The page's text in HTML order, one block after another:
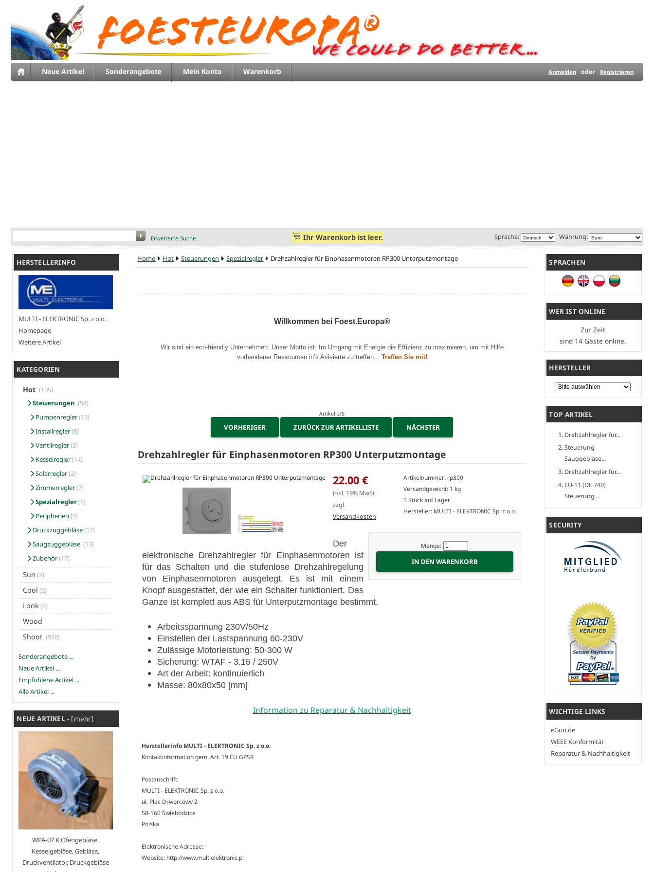
Neue Artikel Sonderangebote Mein Konto Warenkorb Anmelden oder Registrieren
Erweiterte Suche Ihr Warenkorb ist leer. Währung:
Sprache:
HERSTELLERINFO
MULTI - ELEKTRONIC Sp. z o.o.
Homepage
Weitere Artikel
KATEGORIEN
Hot (105)
Steuerungen (58)
Pumpenregler(13)
Installregler(8)
Ventilregler(5)
Kesselregler(14)
Solarregler(2)
Zimmerregler(7)
Spezialregler(5)
Peripherien (4)
Druckzuggebläse(17)
Saugzuggebläse (13)
Zubehör(17)
Sun (2)
Cool (3)
Look(4)
Wood
Shoot (910)
Sonderangebote ...
Neue Artikel ...
Empfohlene Artikel ...
Alle Artikel ...
NEUE ARTIKEL - [mehr]
WPA-07 K Ofengebläse,
Kesselgebläse, Gebläse,
Druckventilator, Druckgebläse
Home Hot Steuerungen Spezialregler Drehzahlregler für Einphasenmotoren RP300 Unterputzmontage
Willkommen bei Foest.Europa®
Wir sind ein eco-friendly Unternehmen. Unser Motto ist: Im Umgang mit Energie die Effizienz zu maximieren, um mit Hilfe
vorhandener Ressourcen in’s Avisierte zu treffen... Treffen Sie mit!
Artikel 2/5
VORHERIGER ZURÜCK ZUR ARTIKELLISTE NÄCHSTER
Drehzahlregler für Einphasenmotoren RP300 Unterputzmontage
Artikelnummer: rp300
Versandgewicht: 1 kg
1 Stück auf Lager
Hersteller: MULTI - ELEKTRONIC Sp. z o.o.
22.00 €
inkl. 19% MwSt.
zzgl.
Versandkosten
Menge:
Der
elektronische Drehzahlregler für Einphasenmotoren ist
für das Schalten und die stufenlose Drehzahlregelung
von Einphasenmotoren ausgelegt. Es ist mit einem
Knopf ausgestattet, der wie ein Schalter funktioniert. Das
Ganze ist komplett aus ABS für Unterputzmontage bestimmt.
Arbeitsspannung 230V/50Hz
Einstellen der Lastspannung 60-230V
Zulässige Motorleistung: 50-300 W
Sicherung: WTAF - 3.15 / 250V
Art der Arbeit: kontinuierlich
Masse: 80x80x50 [mm]
Information zu Reparatur & Nachhaltigkeit
Herstellerinfo MULTI - ELEKTRONIC Sp. z o.o.
Kontaktinformation gem. Art. 19 EU GPSR
Postanschrift:
MULTI - ELEKTRONIC Sp. z o.o.
ul. Plac Drworcowy 2
58-160 Świebodzice
Polska
Elektronische Adresse:
Website: http://www.multielektronic.pl
SPRACHEN
WER IST ONLINE
Zur Zeit
sind 14 Gäste online.
HERSTELLER
Bitte wählen Sie ...
TOP ARTIKEL
Drehzahlregler für...
Steuerung
Sauggebläse...
Drehzahlregler für...
EU-11 (DE.740)
Steuerung...
SECURITY
WICHTIGE LINKS
eGun.de
WEEE Konformität
Reparatur & Nachhaltigkeit